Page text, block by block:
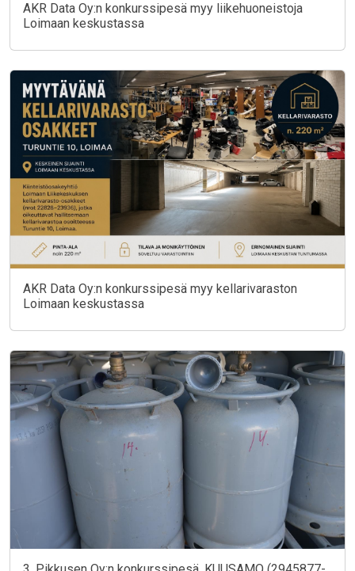
AKR Data Oy:n konkurssipesä myy liikehuoneistoja
Loimaan keskustassa
AKR Data Oy:n konkurssipesä myy kellarivaraston
Loimaan keskustassa